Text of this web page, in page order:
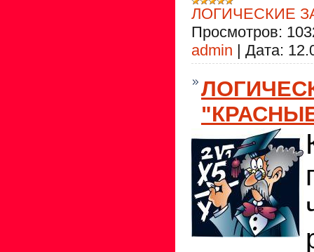
ЛОГИЧЕСКИЕ
Просмотров:
admin | Дата: